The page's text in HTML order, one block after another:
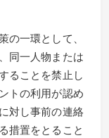
一環として、
同一人物または
ることを禁止し
トの利用が認め
対し事前の連絡
措置をとること